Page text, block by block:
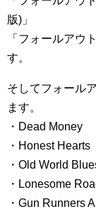
版)」
「フォールアウ
す。
そしてフォール
ます。
・Dead Money
・Honest Hearts
・Old World
・Lonesome
・Gun Runners